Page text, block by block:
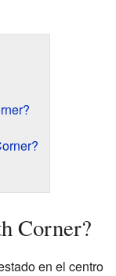
Corner?
en el centro